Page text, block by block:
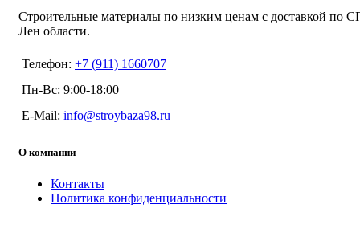
Строительные материалы по низким ценам с доставкой по
Лен области.
Телефон: +7 (911) 1660707
Пн-Вс: 9:00-18:00
E-Mail: info@stroybaza98.ru
О компании
Контакты
Политика конфиденциальности